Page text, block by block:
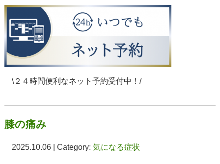
\２４時間便利なネット予約受付中！/
膝の痛み
2025.10.06 | Category: 気になる症状